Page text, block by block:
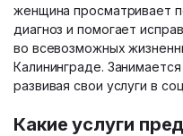
женщина просматривает
диагноз и помогает
во всевозможных
Калининграде.
развивая свои услуги в
Какие услуги